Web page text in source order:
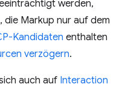
werden,
Markup nur auf dem
Kandidaten enthalten
verzögern.
auch auf Interaction